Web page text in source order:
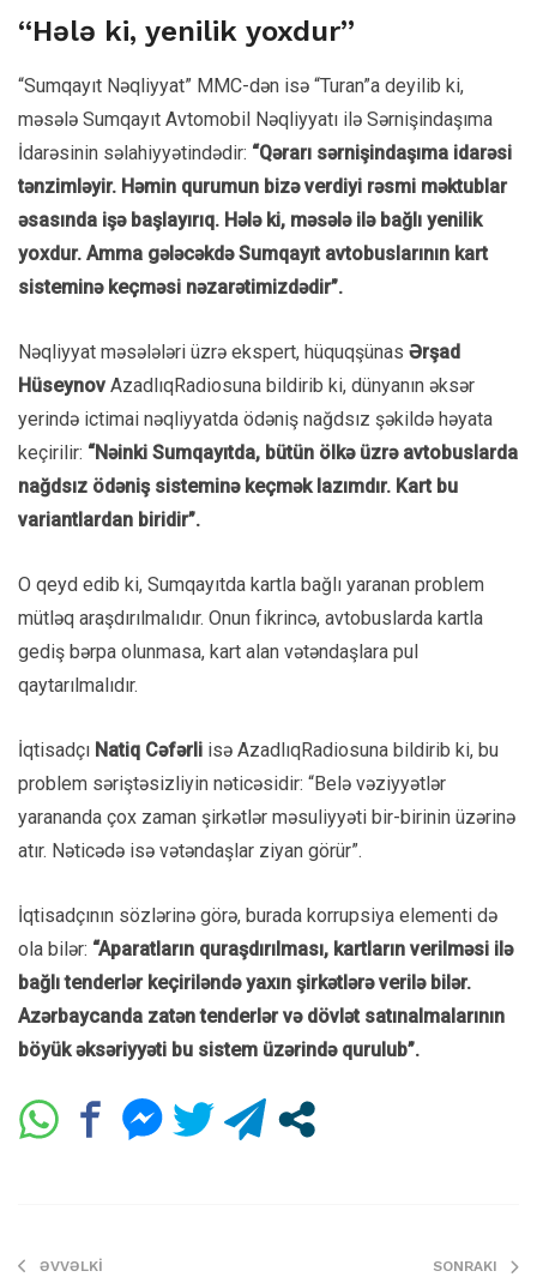
“Hələ ki, yenilik yoxdur”
“Sumqayıt Nəqliyyat” MMC-dən isə “Turan”a deyilib ki,
məsələ Sumqayıt Avtomobil Nəqliyyatı ilə Sərnişindaşıma
İdarəsinin səlahiyyətindədir: “Qərarı sərnişindaşıma idarəsi
tənzimləyir. Həmin qurumun bizə verdiyi rəsmi məktublar
əsasında işə başlayırıq. Hələ ki, məsələ ilə bağlı yenilik
yoxdur. Amma gələcəkdə Sumqayıt avtobuslarının kart
sisteminə keçməsi nəzarətimizdədir”.
Nəqliyyat məsələləri üzrə ekspert, hüquqşünas Ərşad
Hüseynov AzadlıqRadiosuna bildirib ki, dünyanın əksər
yerində ictimai nəqliyyatda ödəniş nağdsız şəkildə həyata
keçirilir: “Nəinki Sumqayıtda, bütün ölkə üzrə avtobuslarda
nağdsız ödəniş sisteminə keçmək lazımdır. Kart bu
variantlardan biridir”.
O qeyd edib ki, Sumqayıtda kartla bağlı yaranan problem
mütləq araşdırılmalıdır. Onun fikrincə, avtobuslarda kartla
gediş bərpa olunmasa, kart alan vətəndaşlara pul
qaytarılmalıdır.
İqtisadçı Natiq Cəfərli isə AzadlıqRadiosuna bildirib ki, bu
problem səriştəsizliyin nəticəsidir: “Belə vəziyyətlər
yarananda çox zaman şirkətlər məsuliyyəti bir-birinin üzərinə
atır. Nəticədə isə vətəndaşlar ziyan görür”.
İqtisadçının sözlərinə görə, burada korrupsiya elementi də
ola bilər: “Aparatların quraşdırılması, kartların verilməsi ilə
bağlı tenderlər keçiriləndə yaxın şirkətlərə verilə bilər.
Azərbaycanda zatən tenderlər və dövlət satınalmalarının
böyük əksəriyyəti bu sistem üzərində qurulub”.
ƏVVƏLKI SONRAKI